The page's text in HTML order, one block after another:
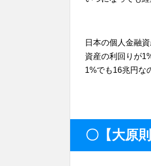
日本の個人金融
資産の利回りが
1%でも16兆円な
〇【大原